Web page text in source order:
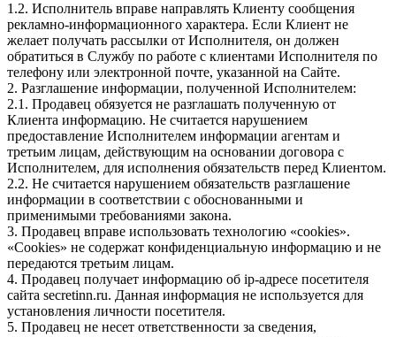
1.2. Исполнитель вправе направлять Клиенту сообщения
рекламно-информационного характера. Если Клиент не
желает получать рассылки от Исполнителя, он должен
обратиться в Службу по работе с клиентами Исполнителя по
телефону или электронной почте, указанной на Сайте.
2. Разглашение информации, полученной Исполнителем:
2.1. Продавец обязуется не разглашать полученную от
Клиента информацию. Не считается нарушением
предоставление Исполнителем информации агентам и
третьим лицам, действующим на основании договора с
Исполнителем, для исполнения обязательств перед Клиентом.
2.2. Не считается нарушением обязательств разглашение
информации в соответствии с обоснованными и
применимыми требованиями закона.
3. Продавец вправе использовать технологию «cookies».
«Cookies» не содержат конфиденциальную информацию и не
передаются третьим лицам.
4. Продавец получает информацию об ip-адресе посетителя
сайта secretinn.ru. Данная информация не используется для
установления личности посетителя.
5. Продавец не несет ответственности за сведения,